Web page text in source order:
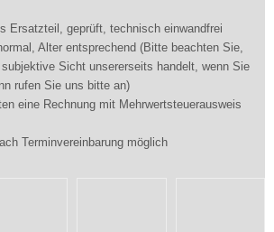
Ersatzteil, geprüft, technisch einwandfrei
Alter entsprechend (Bitte beachten Sie,
Sicht unsererseits handelt, wenn Sie
rufen Sie uns bitte an)
eine Rechnung mit Mehrwertsteuerausweis
Terminvereinbarung möglich